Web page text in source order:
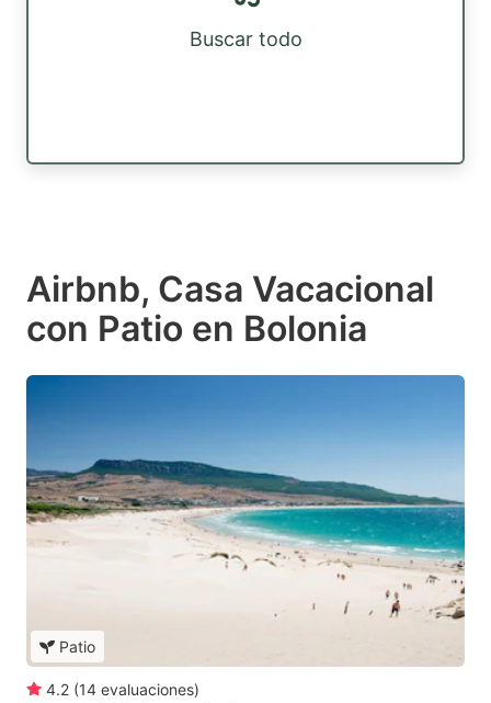
Buscar todo
Airbnb, Casa Vacacional
con Patio en Bolonia
Patio
4.2 (14 evaluaciones)